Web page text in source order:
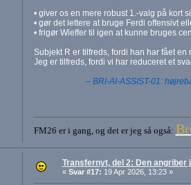
• giver os en mere robust 1.‑valg på kort
• gør det lettere at bruge Ferdi offensivt
• frigør Wieffer til igen at kunne bruges
Subjekt R er tilfreds, fordi han har fået en
Jeg er tilfreds, fordi vi har reduceret et
– BRI-AI-ASSIST-01:
FM26 er i gang, og det er jeg så også:
Transfernyt, del 2: Den angriber
« Svar #17: 19 Apr 2026, 13:23 »